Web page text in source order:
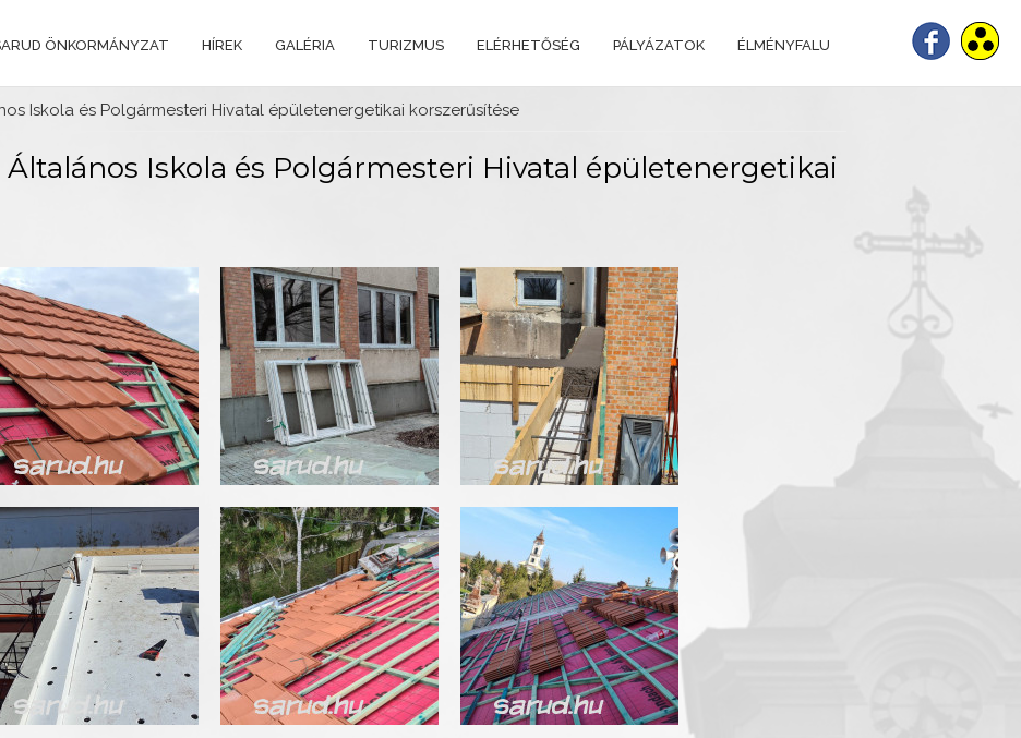
ÖNKORMÁNYZAT HÍREK GALÉRIA TURIZMUS ELÉRHETŐSÉG PÁLYÁZATOK ÉLMÉNYFALU
Iskola és Polgármesteri Hivatal épületenergetikai korszerűsítése
Iskola és Polgármesteri Hivatal épületenergetikai